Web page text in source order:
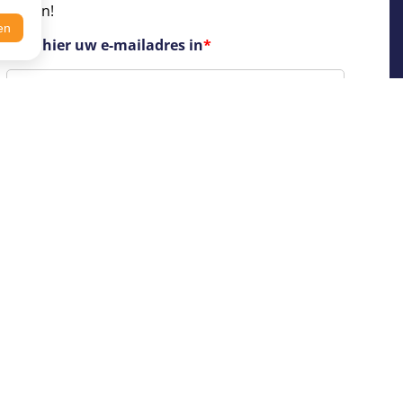
blijven!
Voer hier uw e-mailadres in*